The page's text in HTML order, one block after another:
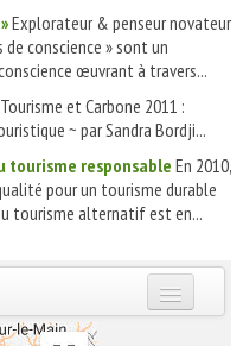
Explorateur & penseur novateur
de conscience » sont un
œuvrant à travers...
et Carbone 2011 :
~ par Sandra Bordji...
tourisme responsable En 2010,
pour un tourisme durable
tourisme alternatif est en...